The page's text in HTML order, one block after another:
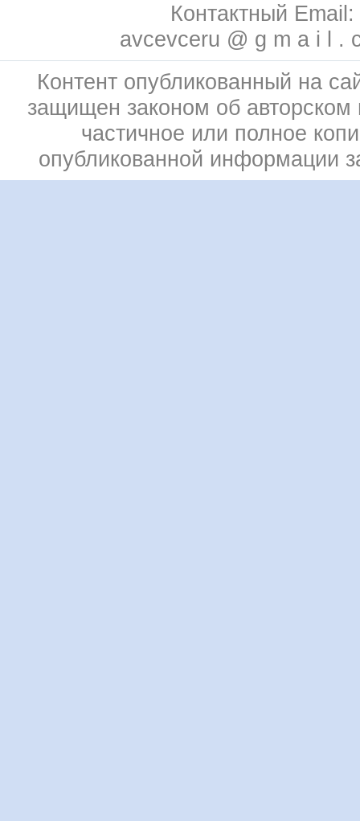
Контактный Email:
avcevceru @ g m a i l .
Контент опубликованный на
защищен законом об
частичное или полное
опубликованной информации